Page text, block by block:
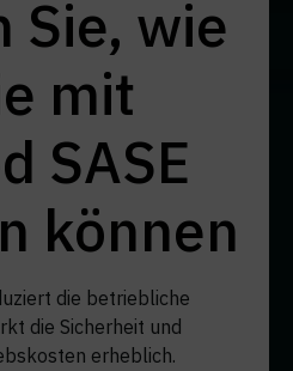
Sie, wie
mit
SASE
können
die betriebliche
die Sicherheit und
erheblich.